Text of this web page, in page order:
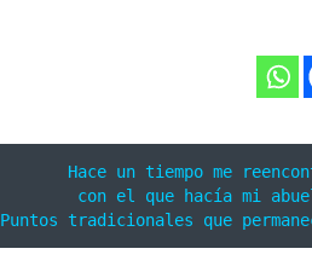
Hace un tiempo me
con el que hacía mi
Puntos tradicionales que